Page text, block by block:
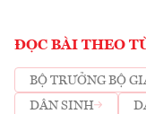
ĐỌC BÀI THEO
BỘ TRƯỞNG BỘ
DÂN SINH